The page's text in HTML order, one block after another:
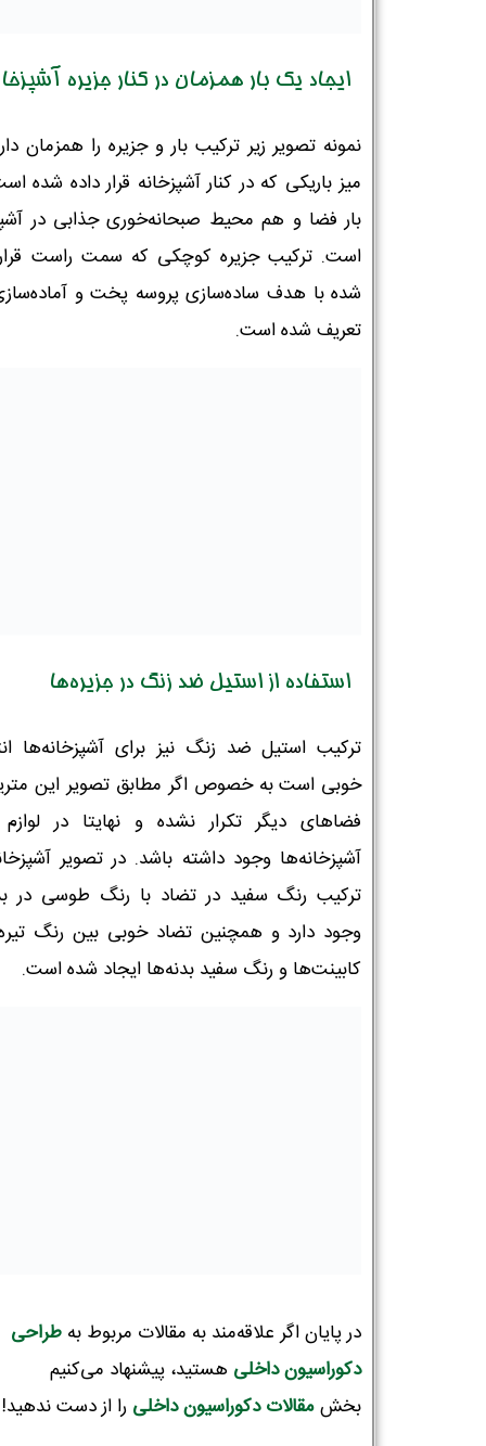
ایجاد یک بار همزمان در کنار جزیره
نمونه تصویر زیر ترکیب بار و جزیره را همزمان
میز باریکی که در کنار آشپزخانه قرار داده شده
بار فضا و هم محیط صبحانه‌خوری جذابی در
است. ترکیب جزیره کوچکی که سمت راست
شده با هدف ساده‌سازی پروسه پخت و
تعریف شده است.
استفاده از استیل ضد زنگ در جزیره‌ها
ترکیب استیل ضد زنگ نیز برای آشپزخانه‌ها
خوبی است به خصوص اگر مطابق تصویر این
فضاهای دیگر تکرار نشده و نهایتا در
آشپزخانه‌ها وجود داشته باشد. در تصویر
ترکیب رنگ سفید در تضاد با رنگ طوسی در
وجود دارد و همچنین تضاد خوبی بین رنگ
کابینت‌ها و رنگ سفید بدنه‌ها ایجاد شده است.
در پایان اگر علاقه‌مند به مقالات مربوط به طراحی
دکوراسیون‌ داخلی هستید، پیشنهاد می‌کنیم
بخشمقالات دکوراسیون داخلی را از دست ندهید!
نام و نام خانوادگی :